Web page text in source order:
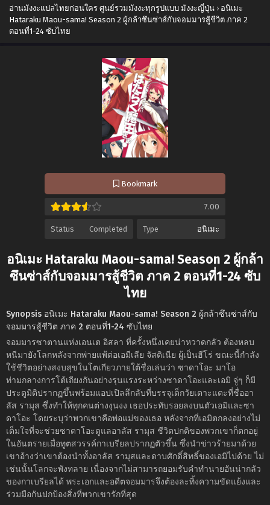
อ่านมังงะแปลไทยก่อนใคร ศูนย์รวมมังงะทุกรูปแบบ มังงะญี่ปุ่น › อนิเมะ
Hataraku Maou-sama! Season 2 ผู้กล้าซึนซ่าส์กับจอมมารสู้ชีวิต ภาค 2
ตอนที่1-24 ซับไทย
Bookmark
7.00
Status Completed Type อนิเมะ
อนิเมะ Hataraku Maou-sama! Season 2 ผู้กล้า
ซึนซ่าส์กับจอมมารสู้ชีวิต ภาค 2 ตอนที่1-24 ซับ
ไทย
Synopsis อนิเมะ Hataraku Maou-sama! Season 2 ผู้กล้าซึนซ่าส์กับ
จอมมารสู้ชีวิต ภาค 2 ตอนที่1-24 ซับไทย
จอมมารซาตานแห่งเอนเต อิสลา ที่ครั้งหนึ่งเคยน่าหวาดกลัว ต้องหลบ
หนีมายังโลกหลังจากพ่ายแพ้ต่อเอมีเลีย จัสติเนีย ผู้เป็นฮีโร่ ขณะนี้กำลัง
ใช้ชีวิตอย่างสงบสุขในโตเกียวภายใต้ชื่อเล่นว่า ซาดาโอะ มาโอ
ท่ามกลางการโต้เถียงกันอย่างรุนแรงระหว่างซาดาโอะและเอมิ จู่ๆ ก็มี
ประตูมิติปรากฏขึ้นพร้อมแอปเปิลลึกลับที่บรรจุเด็กวัยเตาะแตะที่ชื่ออา
ลัส รามุส ซึ่งทำให้ทุกคนต่างงุนงง เธอประทับรอยลงบนตัวเอมิและซา
ดาโอะ โดยระบุว่าพวกเขาคือพ่อแม่ของเธอ หลังจากที่เอมิตกลงอย่างไม่
เต็มใจที่จะช่วยซาดาโอะดูแลอาลัส รามุส ชีวิตปกติของพวกเขาก็ตกอยู่
ในอันตรายเมื่อทูตสวรรค์กาเบรียลปรากฏตัวขึ้น ซึ่งนำข่าวร้ายมาด้วย
เขาอ้างว่าเขาต้องนำทั้งอาลัส รามุสและดาบศักดิ์สิทธิ์ของเอมิไปด้วย ไม่
เช่นนั้นโลกจะพังทลาย เนื่องจากไม่สามารถยอมรับคำทำนายอันน่ากลัว
ของกาเบรียลได้ พระเอกและอดีตจอมมารจึงต้องละทิ้งความขัดแย้งและ
ร่วมมือกันปกป้องสิ่งที่พวกเขารักที่สุด